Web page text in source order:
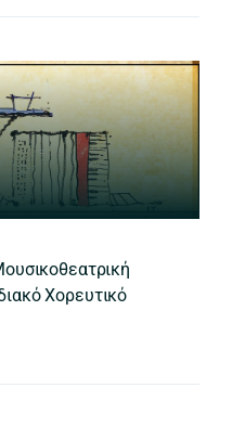
Χορευτικό